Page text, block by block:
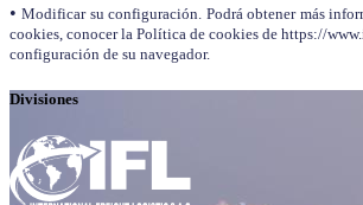
•Modificar su configuración. Podrá obtener más
cookies, conocer la Política de cookies de https://
configuración de su navegador.
Divisiones